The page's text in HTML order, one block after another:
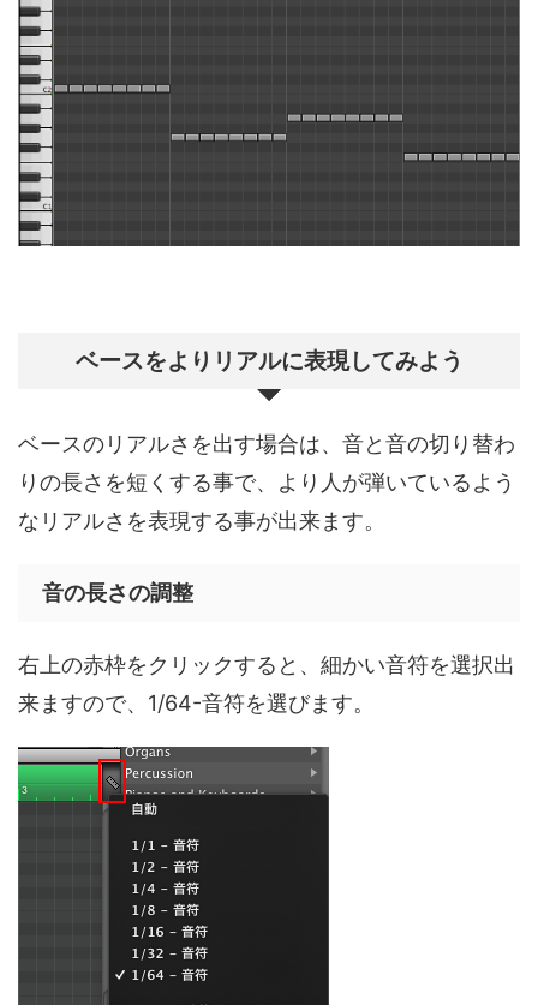
ベースをよりリアルに表現してみよう
ベースのリアルさを出す場合は、音と音の切り替わ
りの長さを短くする事で、より人が弾いているよう
なリアルさを表現する事が出来ます。
音の長さの調整
右上の赤枠をクリックすると、細かい音符を選択出
来ますので、1/64-音符を選びます。